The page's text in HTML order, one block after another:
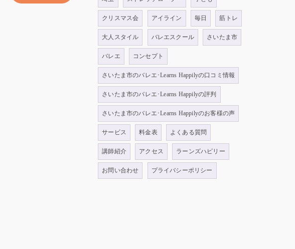
クリスマス会 アイライン 毎日 筋トレ
大人スタイル バレエスクール さいたま市
バレエ コンセプト
さいたま市のバレエ･Learns Happilyの口コミ情報
さいたま市のバレエ･Learns Happilyの評判
さいたま市のバレエ･Learns Happilyのお客様の声
サービス 料金表 よくある質問
講師紹介 アクセス ラーンズハピリー
お問い合わせ プライバシーポリシー